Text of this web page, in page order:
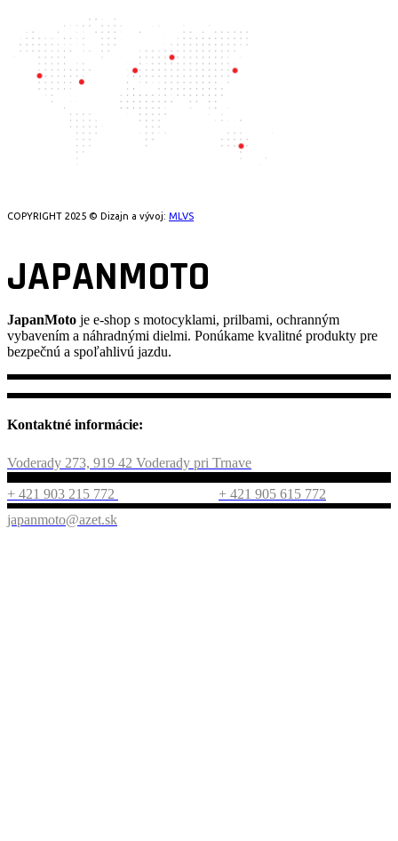
COPYRIGHT 2025 © Dizajn a vývoj: MLVS
JAPANMOTO
JapanMoto je e-shop s motocyklami, prilbami, ochranným
vybavením a náhradnými dielmi. Ponúkame kvalitné produkty pre
bezpečnú a spoľahlivú jazdu.
Kontaktné informácie:
Voderady 273, 919 42 Voderady pri Trnave
+ 421 903 215 772
+ 421 905 615 772
japanmoto@azet.sk